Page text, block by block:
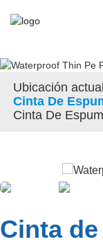
Ubicación
Cinta De
Cinta De
Cinta